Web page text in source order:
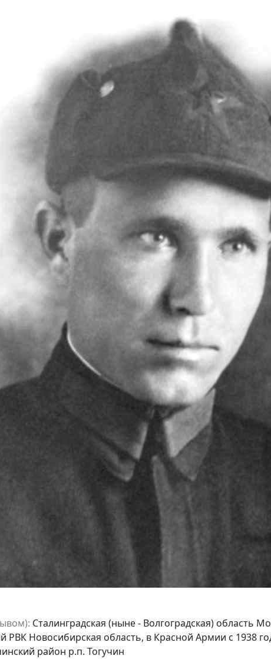
Сталинградская (ныне - Волгоградская) область
РВК Новосибирская область, в Красной Армии с 1938
район р.п. Тогучин